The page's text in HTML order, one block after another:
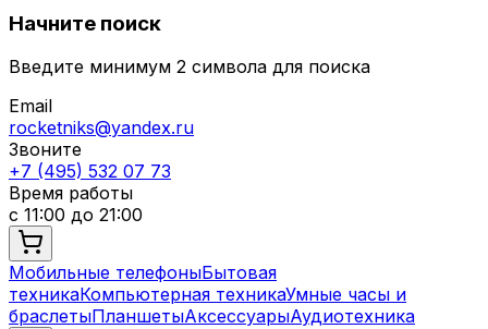
Начните поиск
Введите минимум 2 символа для поиска
Email
rocketniks@yandex.ru
Звоните
+7 (495) 532 07 73
Время работы
с 11:00 до 21:00
Мобильные телефоныБытовая
техникаКомпьютерная техникаУмные часы и
браслетыПланшетыАксессуарыАудиотехника